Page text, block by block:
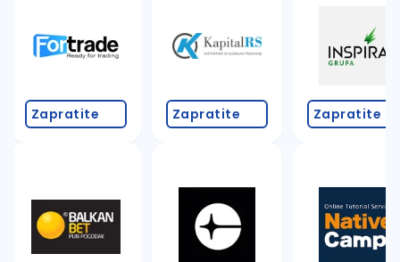
Zapratite Zapratite Zapratite